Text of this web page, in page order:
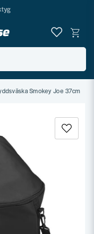
SEK*
alla
Smokey Joe 37cm